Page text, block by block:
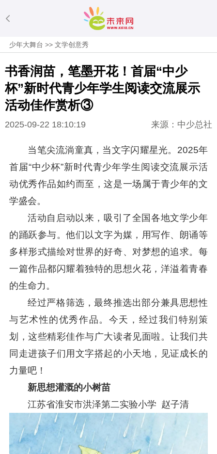
少年大舞台 >>文学创意秀
书香润苗，笔墨开花！首届“中少
杯”新时代青少年学生阅读交流展示
活动佳作赏析③
2025-09-22 18:10:19 来源：中少总社
当笔尖流淌童真，当文字闪耀星光。2025年
首届“中少杯”新时代青少年学生阅读交流展示活
动优秀作品如约而至，这是一场属于青少年的文
学盛会。
活动自启动以来，吸引了全国各地文学少年
的踊跃参与。他们以文字为媒，用写作、朗诵等
多样形式描绘对世界的好奇、对梦想的追求。每
一篇作品都闪耀着独特的思想火花，洋溢着青春
的生命力。
经过严格筛选，最终推选出部分兼具思想性
与艺术性的优秀作品。今天，经过我们特别策
划，这些精彩佳作与广大读者见面啦。让我们共
同走进孩子们用文字搭起的小天地，见证成长的
力量吧！
新思想灌溉的小树苗
江苏省淮安市洪泽第二实验小学 赵子清